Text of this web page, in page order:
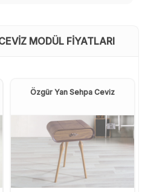
MODÜL FIYATLARI
Özgür Yan Sehpa Ceviz